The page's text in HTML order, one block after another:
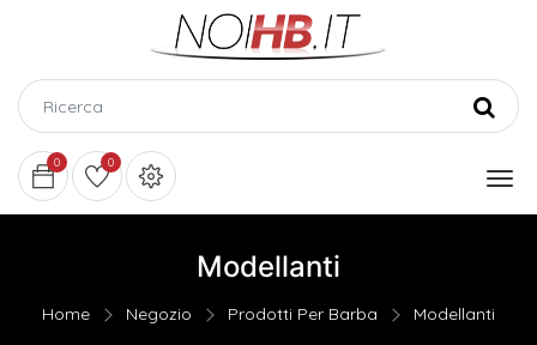
0 0
Modellanti
Home Negozio Prodotti Per Barba Modellanti